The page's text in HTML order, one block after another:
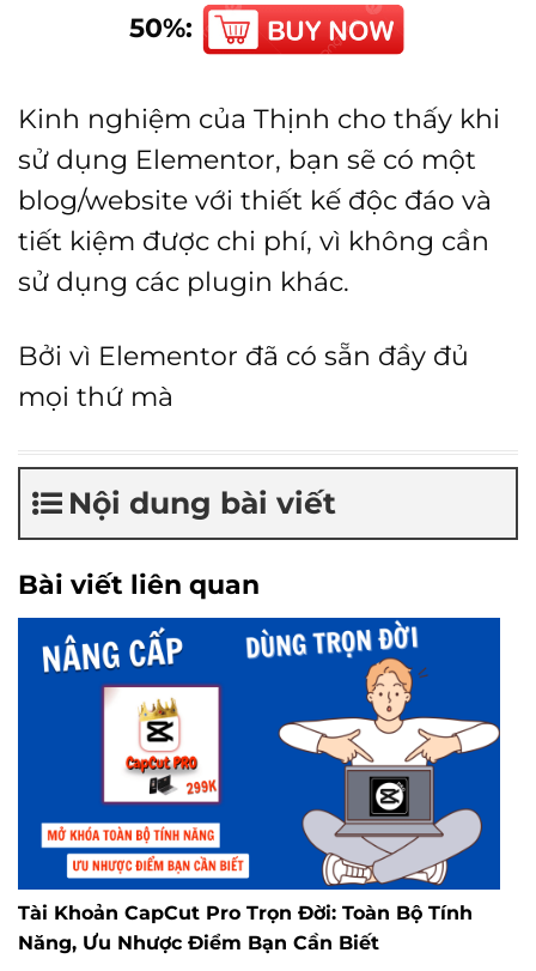
50%:
Kinh nghiệm của Thịnh cho thấy khi
sử dụng Elementor, bạn sẽ có một
blog/website với thiết kế độc đáo và
tiết kiệm được chi phí, vì không cần
sử dụng các plugin khác.
Bởi vì Elementor đã có sẵn đầy đủ
mọi thứ mà
Nội dung bài viết
Bài viết liên quan
Tài Khoản CapCut Pro Trọn Đời: Toàn Bộ Tính
Năng, Ưu Nhược Điểm Bạn Cần Biết